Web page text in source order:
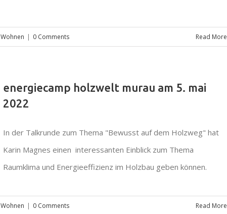
Wohnen | 0 Comments Read More
energiecamp holzwelt murau am 5. mai
2022
In der Talkrunde zum Thema "Bewusst auf dem Holzweg" hat
Karin Magnes einen interessanten Einblick zum Thema
Raumklima und Energieeffizienz im Holzbau geben können.
Wohnen | 0 Comments Read More